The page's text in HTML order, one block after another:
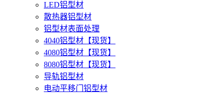
LED铝型材
散热器铝型材
铝型材表面处理
4040铝型材【现货】
4080铝型材【现货】
8080铝型材【现货】
导轨铝型材
电动平移门铝型材